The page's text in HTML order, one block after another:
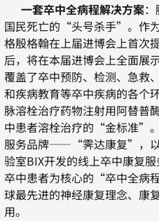
一套卒中全病程解决方案
国民死亡的“头号杀手”。作
格殷格翰在上届进博会上首次
后，将在本届进博会上全面展
覆盖了卒中预防、检测、急救
和疾病教育等卒中疾病的各个
脉溶栓治疗药物注射用阿替普
中患者溶栓治疗的“金标准”
服务品牌——“霁达康复”，以
验室BIX开发的线上卒中康复
卒中患者为核心的“卒中全病
球最先进的神经康复理念、康
用。